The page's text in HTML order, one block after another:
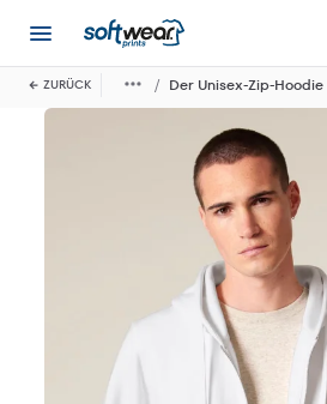
ZURÜCK Der Unisex-Zip-Hoodie